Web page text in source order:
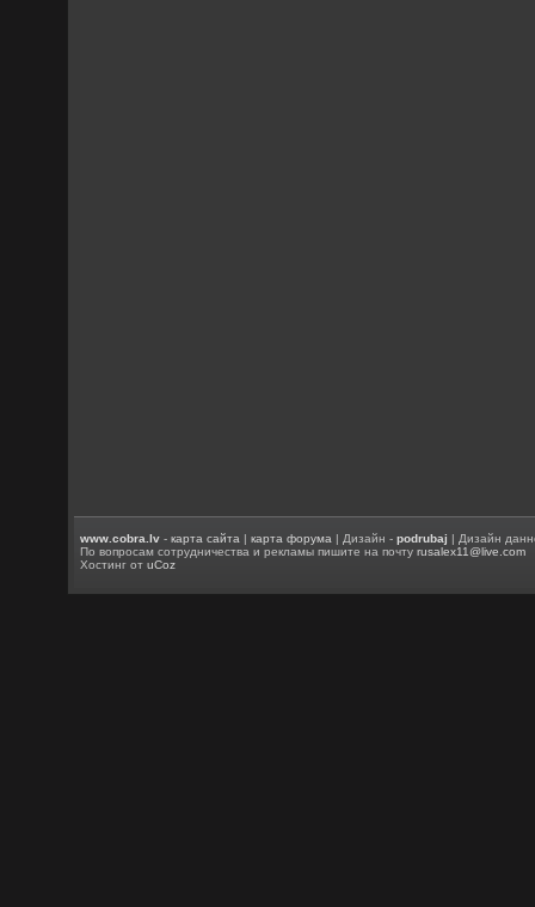
www.cobra.lv -карта сайта |карта форума | Дизайн -podrubaj | Дизайн
По вопросам сотрудничества и рекламы пишите на почтуrusalex11@live.com
Хостинг отuCoz